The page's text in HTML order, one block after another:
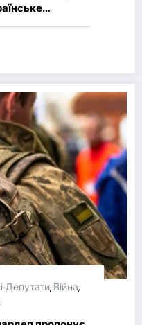
Депутати, Війна,